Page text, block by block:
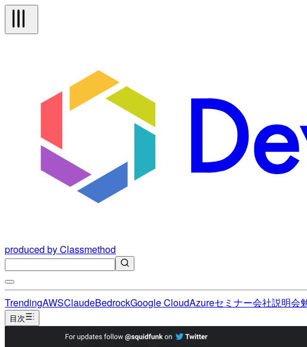
produced by Classmethod
TrendingAWSClaudeBedrockGoogle CloudAzureセミナー会社説明会
目次